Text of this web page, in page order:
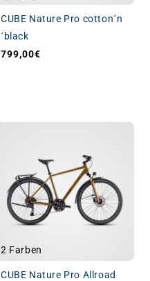
CUBE Nature Pro cotton´n
´black
Normaler Preis
799,00€
2 Farben
CUBE Nature Pro Allroad